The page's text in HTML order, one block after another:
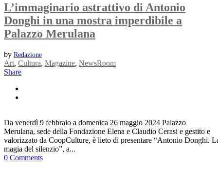
L’immaginario astrattivo di Antonio
Donghi in una mostra imperdibile a
Palazzo Merulana
by Redazione
Art, Cultura, Magazine, NewsRoom
Share
Da venerdì 9 febbraio a domenica 26 maggio 2024 Palazzo
Merulana, sede della Fondazione Elena e Claudio Cerasi e gestito e
valorizzato da CoopCulture, è lieto di presentare “Antonio Donghi.
magia del silenzio”, a...
0 Comments